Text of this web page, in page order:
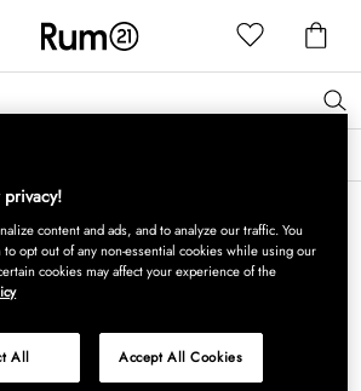
Stålmöbler* →
privacy!
content and ads, and to analyze our traffic. You
opt out of any non-essential cookies while using our
cookies may affect your experience of the
All Accept All Cookies